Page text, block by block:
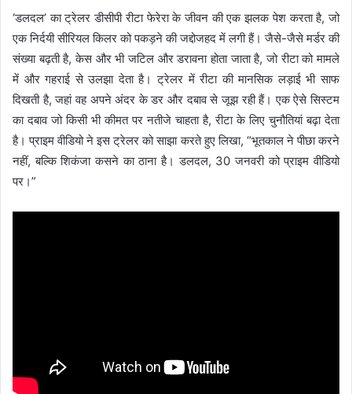
‘डलदल’ का ट्रेलर डीसीपी रीटा फेरेरा के जीवन की एक झलक पेश करता है, जो
एक निर्दयी सीरियल किलर को पकड़ने की जद्दोजहद में लगी हैं। जैसे-जैसे मर्डर की
संख्या बढ़ती है, केस और भी जटिल और डरावना होता जाता है, जो रीटा को मामले
में और गहराई से उलझा देता है। ट्रेलर में रीटा की मानसिक लड़ाई भी साफ
दिखती है, जहां वह अपने अंदर के डर और दबाव से जूझ रही हैं। एक ऐसे सिस्टम
का दबाव जो किसी भी कीमत पर नतीजे चाहता है, रीटा के लिए चुनौतियां बढ़ा देता
है। प्राइम वीडियो ने इस ट्रेलर को साझा करते हुए लिखा, “भूतकाल ने पीछा करने
नहीं, बल्कि शिकंजा कसने का ठाना है। डलदल, 30 जनवरी को प्राइम वीडियो
पर।”